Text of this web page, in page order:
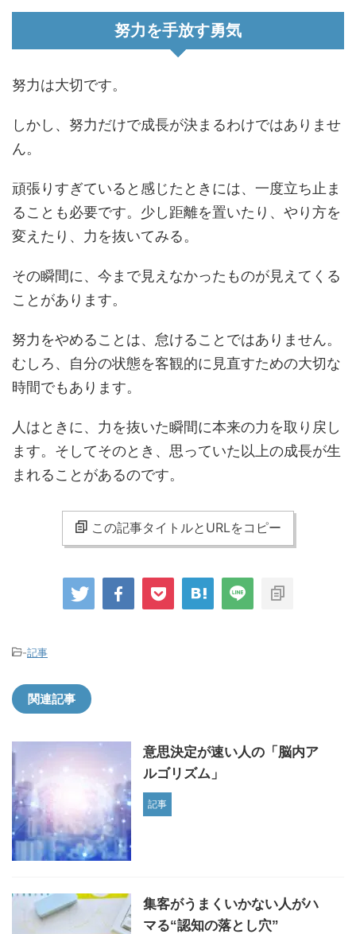
努力を手放す勇気
努力は大切です。
しかし、努力だけで成長が決まるわけではありませ
ん。
頑張りすぎていると感じたときには、一度立ち止ま
ることも必要です。少し距離を置いたり、やり方を
変えたり、力を抜いてみる。
その瞬間に、今まで見えなかったものが見えてくる
ことがあります。
努力をやめることは、怠けることではありません。
むしろ、自分の状態を客観的に見直すための大切な
時間でもあります。
人はときに、力を抜いた瞬間に本来の力を取り戻し
ます。そしてそのとき、思っていた以上の成長が生
まれることがあるのです。
この記事タイトルとURLをコピー
-記事
関連記事
意思決定が速い人の「脳内ア
ルゴリズム」
記事
集客がうまくいかない人がハ
マる“認知の落とし穴”